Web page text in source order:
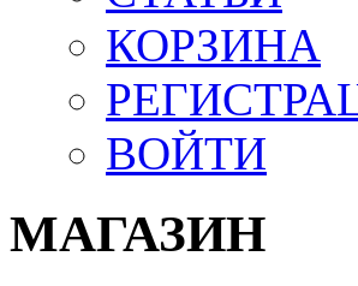
КОРЗИНА
ВОЙТИ
МАГАЗИН